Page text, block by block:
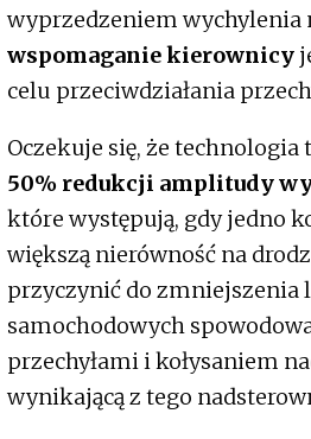
wyprzedzeniem wychylenia
wspomaganie kierownicy
celu przeciwdziałania
Oczekuje się, że technologia
50% redukcji amplitudy
które występują, gdy jedno
większą nierówność na
przyczynić do zmniejszenia
samochodowych
przechyłami i kołysaniem
wynikającą z tego